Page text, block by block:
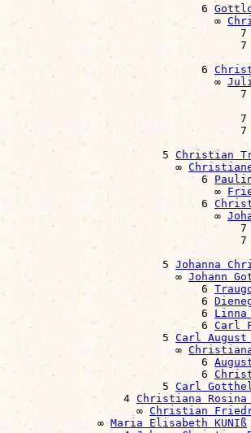
                              6
                                ∞
                                    7
                                    7
                              6
                                ∞
                                    7
                                    7
                                    7
                        5
Christian
                          ∞
Christiane
                              6
                                ∞
                              6
                                ∞
                                    7
                                    7
                        5
Johanna
                          ∞
Johann
                              6
                              6
                              6
Linna
                              6
Carl
                        5
Carl August
                          ∞
                              6
                              6
                        5
Carl Gotthelf
                  4
Christiana Rosina
                    ∞
Christian
              ∞
Maria Elisabeth KUNIß